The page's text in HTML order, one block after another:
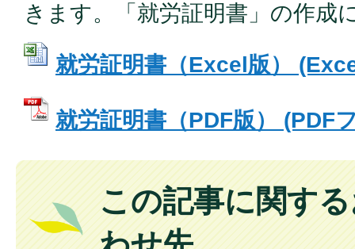
きます。「就労証明書」の作成
就労証明書（Excel版）
就労証明書（PDF版） (PDF
この記事に関す